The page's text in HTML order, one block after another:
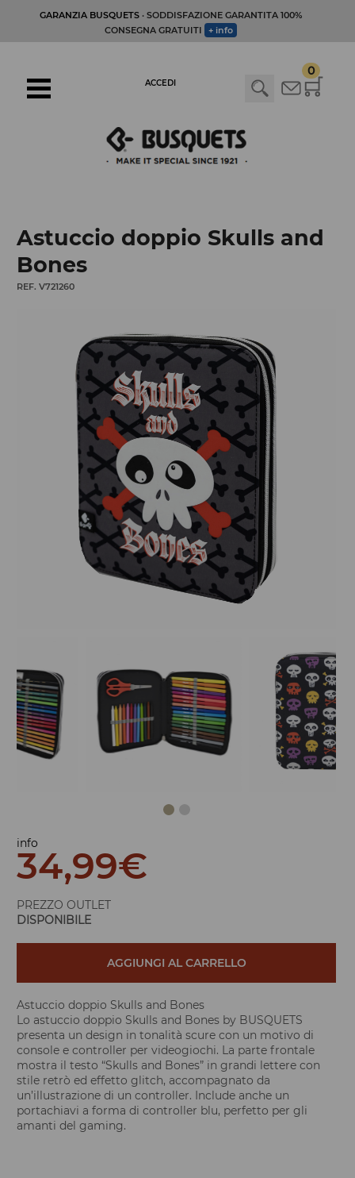
GARANZIA BUSQUETS· SODDISFAZIONE GARANTITA 100%
CONSEGNA GRATUITI
+ info
0
ACCEDI
Astuccio doppio Skulls and
Bones
REF. V721260
info
34,99€
PREZZO OUTLET
DISPONIBILE
AGGIUNGI AL CARRELLO
Astuccio doppio Skulls and Bones
Lo astuccio doppio Skulls and Bones by BUSQUETS
presenta un design in tonalità scure con un motivo di
console e controller per videogiochi. La parte frontale
mostra il testo “Skulls and Bones” in grandi lettere con
stile retrò ed effetto glitch, accompagnato da
un’illustrazione di un controller. Include anche un
portachiavi a forma di controller blu, perfetto per gli
amanti del gaming.